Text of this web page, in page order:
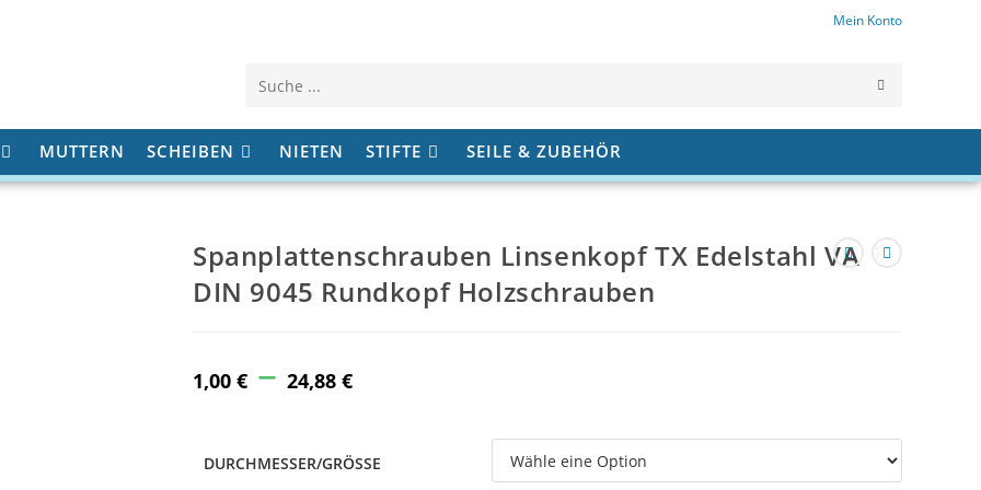
Mein Konto
Diese
Website
durchsuchen
MUTTERN SCHEIBEN NIETEN STIFTE SEILE & ZUBEHÖR
Spanplattenschrauben Linsenkopf TX Edelstahl VA
DIN 9045 Rundkopf Holzschrauben
1,00 € – 24,88 €range:
1,00 €
DURCHMESSER/GRÖSSE